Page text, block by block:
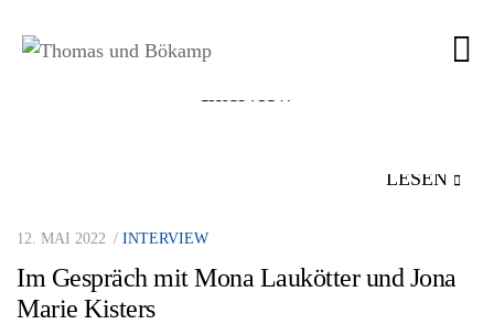
LESEN
12. MAI 2022 INTERVIEW
Im Gespräch mit Mona Laukötter und Jona
Marie Kisters